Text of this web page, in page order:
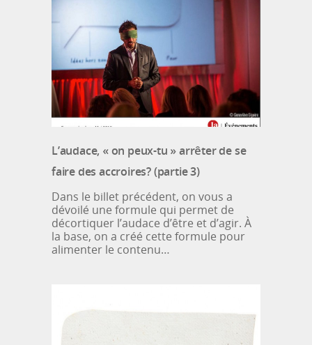
L’audace, « on peux-tu » arrêter de se
faire des accroires? (partie 3)
Dans le billet précédent, on vous a
dévoilé une formule qui permet de
décortiquer l’audace d’être et d’agir. À
la base, on a créé cette formule pour
alimenter le contenu…